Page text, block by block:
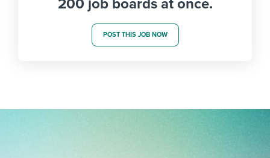
200 job boards at once.
POST THIS JOB NOW